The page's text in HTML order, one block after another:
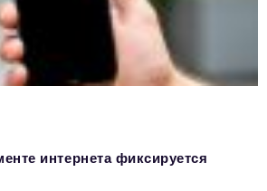
интернета фиксируется